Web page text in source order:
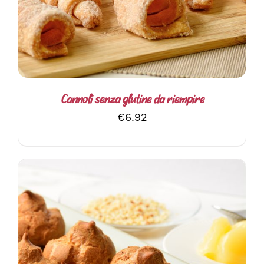
Cannoli senza glutine da riempire
€6.92
AGGIUNGI AL CARRELLO / DETTAGLI